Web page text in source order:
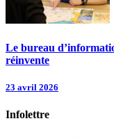
Le bureau
réinvente
23 avril 2026
Infolettre